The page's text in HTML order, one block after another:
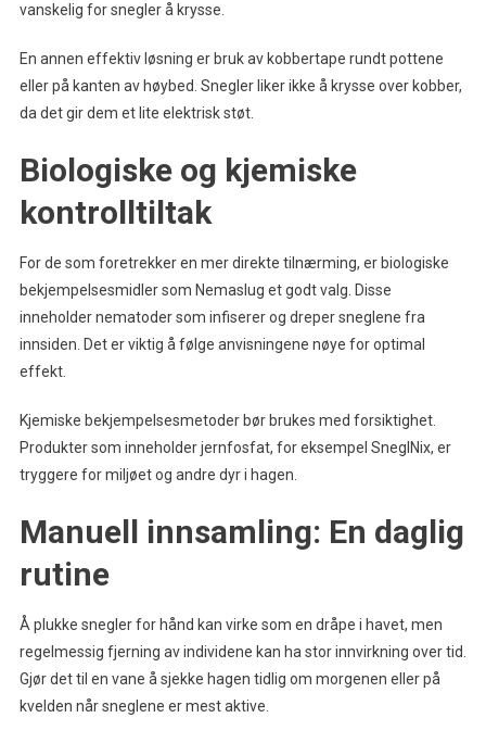
vanskelig for snegler å krysse.
En annen effektiv løsning er bruk av kobbertape rundt pottene
eller på kanten av høybed. Snegler liker ikke å krysse over kobber,
da det gir dem et lite elektrisk støt.
Biologiske og kjemiske
kontrolltiltak
For de som foretrekker en mer direkte tilnærming, er biologiske
bekjempelsesmidler som Nemaslug et godt valg. Disse
inneholder nematoder som infiserer og dreper sneglene fra
innsiden. Det er viktig å følge anvisningene nøye for optimal
effekt.
Kjemiske bekjempelsesmetoder bør brukes med forsiktighet.
Produkter som inneholder jernfosfat, for eksempel SneglNix, er
tryggere for miljøet og andre dyr i hagen.
Manuell innsamling: En daglig
rutine
Å plukke snegler for hånd kan virke som en dråpe i havet, men
regelmessig fjerning av individene kan ha stor innvirkning over tid.
Gjør det til en vane å sjekke hagen tidlig om morgenen eller på
kvelden når sneglene er mest aktive.